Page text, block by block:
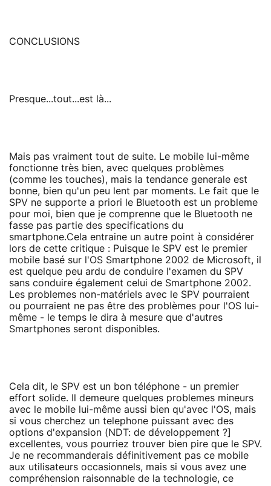
CONCLUSIONS
Presque...tout...est là...
Mais pas vraiment tout de suite. Le mobile lui-même
fonctionne très bien, avec quelques problèmes
(comme les touches), mais la tendance generale est
bonne, bien qu'un peu lent par moments. Le fait que le
SPV ne supporte a priori le Bluetooth est un probleme
pour moi, bien que je comprenne que le Bluetooth ne
fasse pas partie des specifications du
smartphone.Cela entraine un autre point à considérer
lors de cette critique : Puisque le SPV est le premier
mobile basé sur l'OS Smartphone 2002 de Microsoft, il
est quelque peu ardu de conduire l'examen du SPV
sans conduire également celui de Smartphone 2002.
Les problemes non-matériels avec le SPV pourraient
ou pourraient ne pas être des problèmes pour l'OS lui-
même - le temps le dira à mesure que d'autres
Smartphones seront disponibles.
Cela dit, le SPV est un bon téléphone - un premier
effort solide. Il demeure quelques problemes mineurs
avec le mobile lui-même aussi bien qu'avec l'OS, mais
si vous cherchez un telephone puissant avec des
options d'expansion (NDT: de développement ?]
excellentes, vous pourriez trouver bien pire que le SPV.
Je ne recommanderais définitivement pas ce mobile
aux utilisateurs occasionnels, mais si vous avez une
compréhension raisonnable de la technologie, ce